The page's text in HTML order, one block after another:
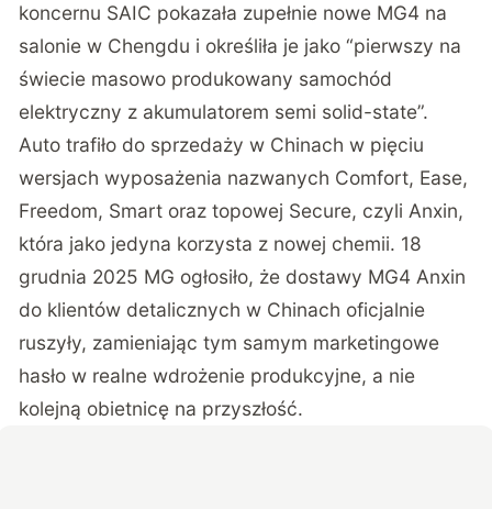
koncernu SAIC pokazała zupełnie nowe MG4 na
salonie w Chengdu i określiła je jako “pierwszy na
świecie masowo produkowany samochód
elektryczny z akumulatorem semi solid-state”.
Auto trafiło do sprzedaży w Chinach w pięciu
wersjach wyposażenia nazwanych Comfort, Ease,
Freedom, Smart oraz topowej Secure, czyli Anxin,
która jako jedyna korzysta z nowej chemii. 18
grudnia 2025 MG ogłosiło, że dostawy MG4 Anxin
do klientów detalicznych w Chinach oficjalnie
ruszyły, zamieniając tym samym marketingowe
hasło w realne wdrożenie produkcyjne, a nie
kolejną obietnicę na przyszłość.